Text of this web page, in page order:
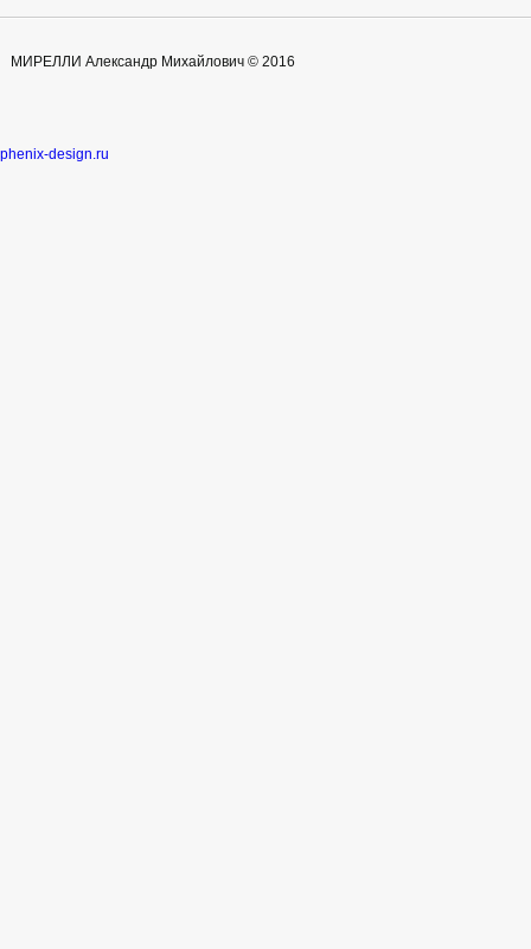
МИРЕЛЛИ Александр Михайлович © 2016
phenix-design.ru